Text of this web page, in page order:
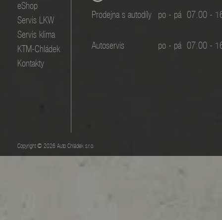
eShop
Servis LKW
Servis klima
KTM-Chládek
Kontakty
Prodejna s autodíly po - pá 07.00 -
Autoservis po - pá 07.00 -
Copyright © 2026 Auto Chládek s.r.o.